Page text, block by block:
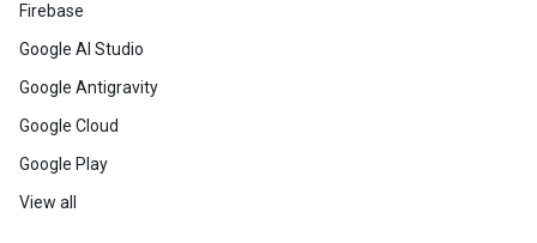
Firebase
Google AI Studio
Google Antigravity
Google Cloud
Google Play
View all